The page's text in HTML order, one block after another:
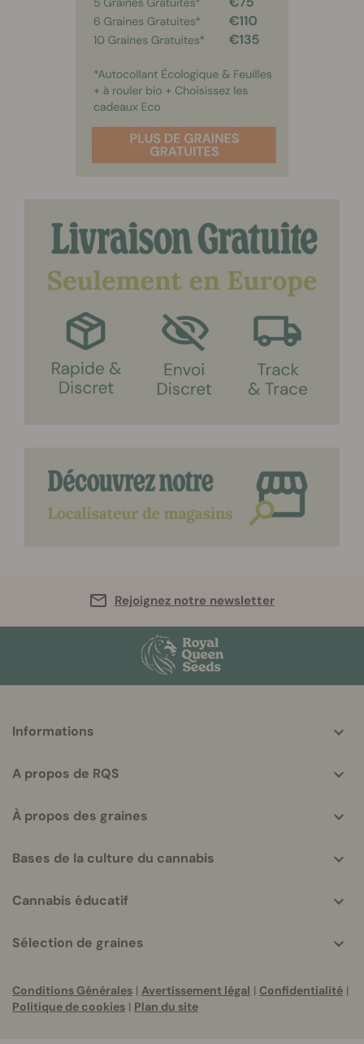
Rejoignez notre newsletter
helpful
Informations
A propos de RQS
À propos des graines
Bases de la culture du cannabis
Cannabis éducatif
Sélection de graines
Conditions Générales | Avertissement légal | Confidentialité |
Politique de cookies | Plan du site